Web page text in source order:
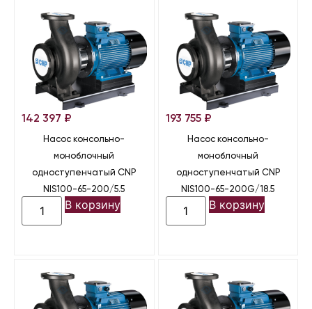
142 397 ₽
Насос консольно-
моноблочный
одноступенчатый CNP
NIS100-65-200/5.5
В корзину
193 755 ₽
Насос консольно-
моноблочный
одноступенчатый CNP
NIS100-65-200G/18.5
В корзину